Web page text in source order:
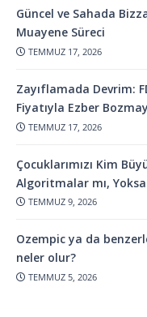
Güncel ve Sahada
Muayene Süreci
TEMMUZ 17, 2026
Zayıflamada Devrim:
Fiyatıyla Ezber
TEMMUZ 17, 2026
Çocuklarımızı Kim
Algoritmalar mı,
TEMMUZ 9, 2026
Ozempic ya da
neler olur?
TEMMUZ 5, 2026